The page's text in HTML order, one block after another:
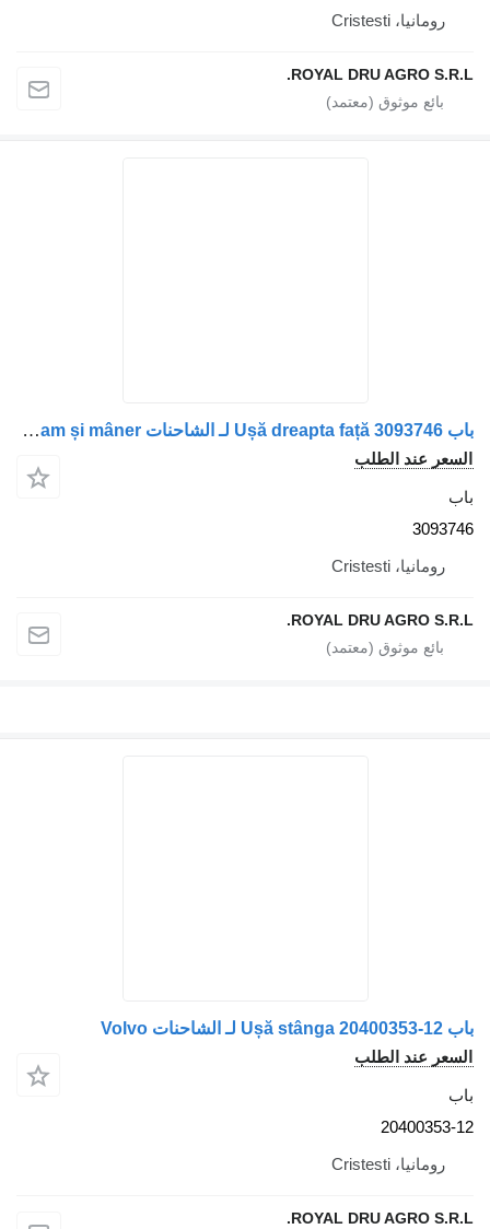
ROYAL DRU
باب Ușă dreapta față 3093746 لـ الشاحنات Volvo albă cu geam și mâner
الطلب
ROYAL DRU
الطلب
ROYAL DRU